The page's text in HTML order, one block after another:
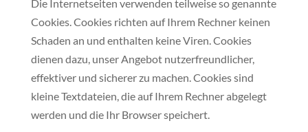
Die Internetseiten verwenden teilweise so genannte
Cookies. Cookies richten auf Ihrem Rechner keinen
Schaden an und enthalten keine Viren. Cookies
dienen dazu, unser Angebot nutzerfreundlicher,
effektiver und sicherer zu machen. Cookies sind
kleine Textdateien, die auf Ihrem Rechner abgelegt
werden und die Ihr Browser speichert.